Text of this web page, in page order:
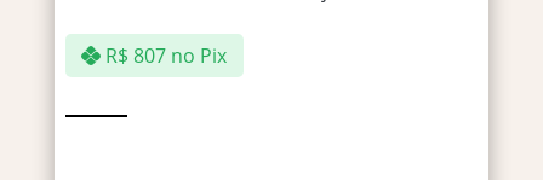
R$ 807 no Pix